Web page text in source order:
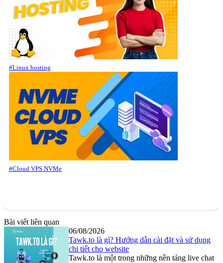
#Linux hosting
#Cloud VPS NVMe
Bài viết liên quan
06/08/2026
Tawk.to là gì? Hướng dẫn cài đặt và sử dụng
chi tiết cho website
Tawk.to là một trong những nền tảng live chat